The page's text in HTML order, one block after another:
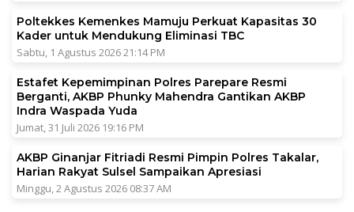
Poltekkes Kemenkes Mamuju Perkuat Kapasitas 30
Kader untuk Mendukung Eliminasi TBC
Sabtu, 1 Agustus 2026 21:14 PM
Estafet Kepemimpinan Polres Parepare Resmi
Berganti, AKBP Phunky Mahendra Gantikan AKBP
Indra Waspada Yuda
Jumat, 31 Juli 2026 19:16 PM
AKBP Ginanjar Fitriadi Resmi Pimpin Polres Takalar,
Harian Rakyat Sulsel Sampaikan Apresiasi
Minggu, 2 Agustus 2026 08:37 AM